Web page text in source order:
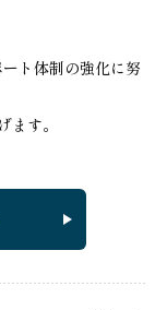
ト体制の強化に努
す。